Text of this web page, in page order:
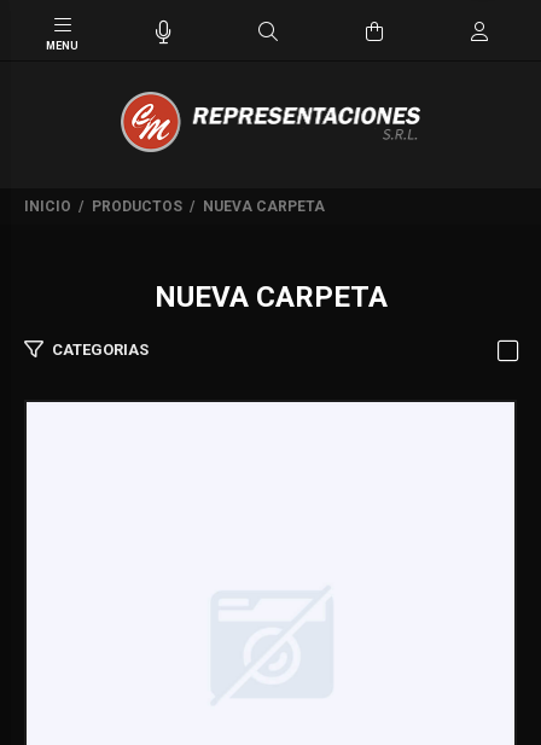
INICIO PRODUCTOS NUEVA CARPETA
NUEVA CARPETA
CATEGORIAS